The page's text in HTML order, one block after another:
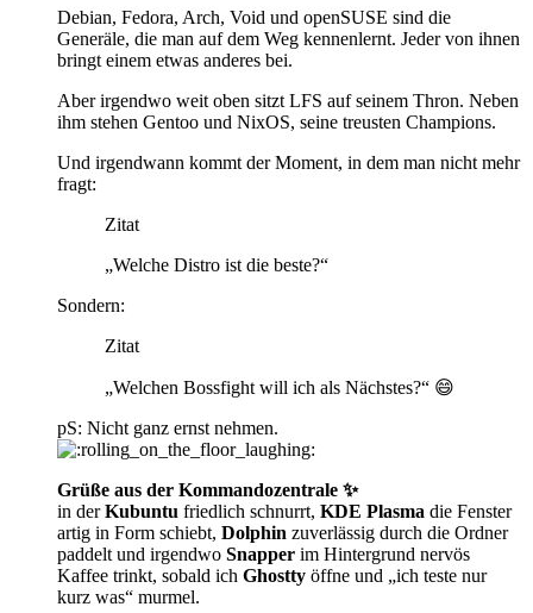
Debian, Fedora, Arch, Void und openSUSE sind die
Generäle, die man auf dem Weg kennenlernt. Jeder von ihnen
bringt einem etwas anderes bei.
Aber irgendwo weit oben sitzt LFS auf seinem Thron. Neben
ihm stehen Gentoo und NixOS, seine treusten Champions.
Und irgendwann kommt der Moment, in dem man nicht mehr
fragt:
Zitat
„Welche Distro ist die beste?“
Sondern:
Zitat
„Welchen Bossfight will ich als Nächstes?“ 😄
pS: Nicht ganz ernst nehmen.
Grüße aus der Kommandozentrale ✨
in derKubuntu friedlich schnurrt, KDE Plasma die Fenster
artig in Form schiebt, Dolphin zuverlässig durch die Ordner
paddelt und irgendwo Snapper im Hintergrund nervös
Kaffee trinkt, sobald ich Ghostty öffne und „ich teste nur
kurz was“ murmel.